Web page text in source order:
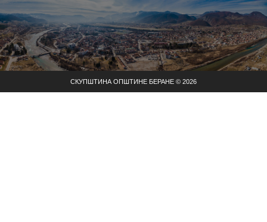
СКУПШТИНА ОПШТИНЕ БЕРАНЕ © 2026